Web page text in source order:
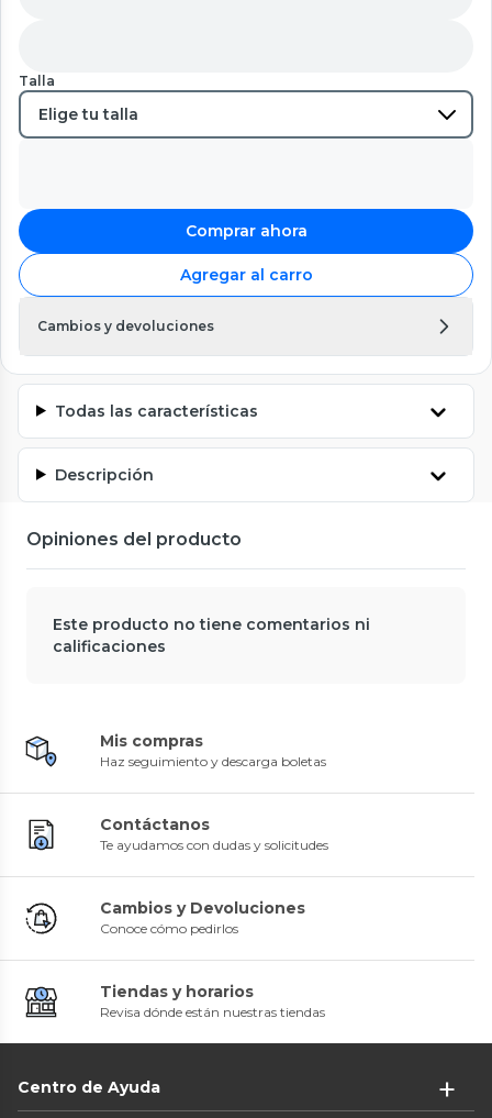
Talla
Comprar ahora
Agregar al carro
Cambios y devoluciones
Todas las características
Descripción
Opiniones del producto
Este producto no tiene comentarios ni
calificaciones
Mis compras
Haz seguimiento y descarga boletas
Contáctanos
Te ayudamos con dudas y solicitudes
Cambios y Devoluciones
Conoce cómo pedirlos
Tiendas y horarios
Revisa dónde están nuestras tiendas
Centro de Ayuda